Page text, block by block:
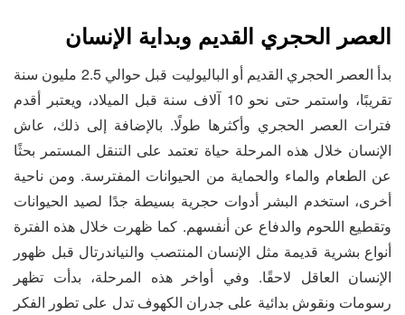
العصر الحجري القديم وبداية الإنسان
بدأ العصر الحجري القديم أو الباليوليت قبل حوالي 2.5 مليون سنة
تقريبًا، واستمر حتى نحو 10 آلاف سنة قبل الميلاد، ويعتبر أقدم
فترات العصر الحجري وأكثرها طولًا. بالإضافة إلى ذلك، عاش
الإنسان خلال هذه المرحلة حياة تعتمد على التنقل المستمر بحثًا
عن الطعام والماء والحماية من الحيوانات المفترسة. ومن ناحية
أخرى، استخدم البشر أدوات حجرية بسيطة جدًا لصيد الحيوانات
وتقطيع اللحوم والدفاع عن أنفسهم. كما ظهرت خلال هذه الفترة
أنواع بشرية قديمة مثل الإنسان المنتصب والنياندرتال قبل ظهور
الإنسان العاقل لاحقًا. وفي أواخر هذه المرحلة، بدأت تظهر
رسومات ونقوش بدائية على جدران الكهوف تدل على تطور الفكر